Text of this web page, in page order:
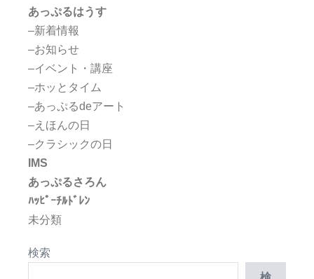
あっぷるはうす
–新着情報
–お知らせ
–イベント・講座
–ホッとタイム
–あっぷるdeアート
–えほんの日
–クラシックの日
IMS
あっぷるさろん
ﾊｯﾋﾟｰﾁﾙﾄﾞﾚﾝ
未分類
検索